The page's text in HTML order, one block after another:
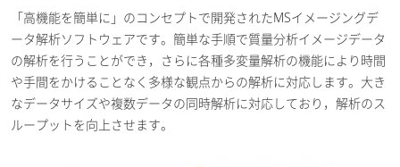
「高機能を簡単に」のコンセプトで開発されたMSイメージングデ
ータ解析ソフトウェアです。簡単な手順で質量分析イメージデータ
の解析を行うことができ，さらに各種多変量解析の機能により時間
や手間をかけることなく多様な観点からの解析に対応します。大き
なデータサイズや複数データの同時解析に対応しており，解析のス
ループットを向上させます。